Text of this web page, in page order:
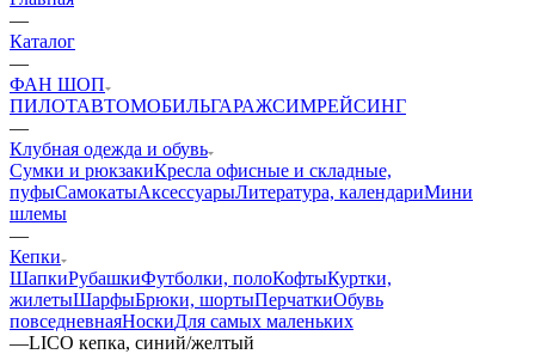
—
Каталог
—
ФАН ШОП
ПИЛОТАВТОМОБИЛЬГАРАЖСИМРЕЙСИНГ
—
Клубная одежда и обувь
Сумки и рюкзакиКресла офисные и складные,
пуфыСамокатыАксессуарыЛитература, календариМини
шлемы
—
Кепки
ШапкиРубашкиФутболки, полоКофтыКуртки,
жилетыШарфыБрюки, шортыПерчаткиОбувь
повседневнаяНоскиДля самых маленьких
—LICO кепка, синий/желтый